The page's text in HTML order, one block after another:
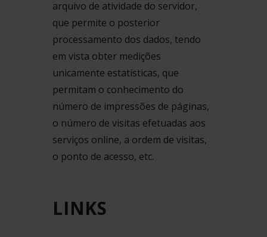
arquivo de atividade do servidor,
que permite o posterior
processamento dos dados, tendo
em vista obter medições
unicamente estatísticas, que
permitam o conhecimento do
número de impressões de páginas,
o número de visitas efetuadas aos
serviços online, a ordem de visitas,
o ponto de acesso, etc.
LINKS